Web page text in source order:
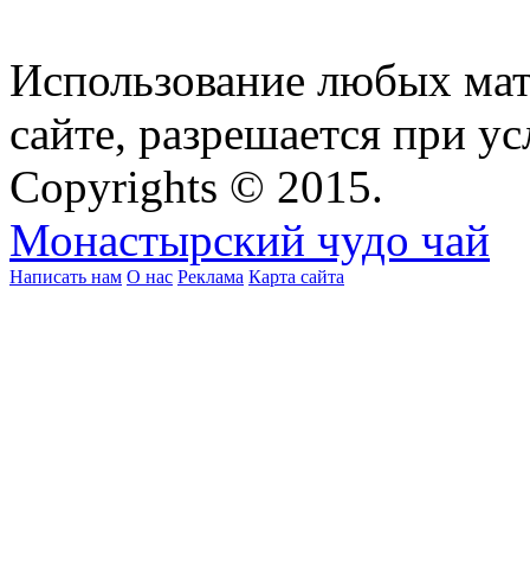
Использование любых
сайте, разрешается при
Copyrights © 2015.
Монастырский чудо чай
Написать нам О нас Реклама Карта сайта